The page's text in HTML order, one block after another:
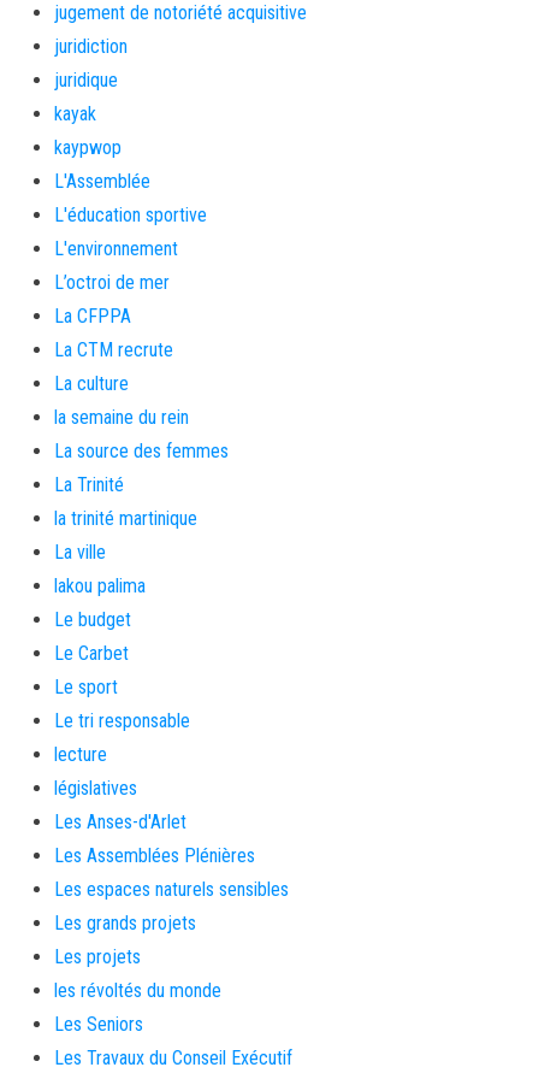
jugement de notoriété acquisitive
juridiction
juridique
kayak
kaypwop
L'Assemblée
L'éducation sportive
L'environnement
L’octroi de mer
La CFPPA
La CTM recrute
La culture
la semaine du rein
La source des femmes
La Trinité
la trinité martinique
La ville
lakou palima
Le budget
Le Carbet
Le sport
Le tri responsable
lecture
législatives
Les Anses-d'Arlet
Les Assemblées Plénières
Les espaces naturels sensibles
Les grands projets
Les projets
les révoltés du monde
Les Seniors
Les Travaux du Conseil Exécutif